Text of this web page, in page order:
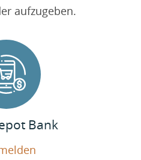
aufzugeben.
Bank